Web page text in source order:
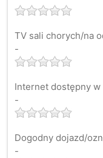
TV sali chorych/na
-
Internet dostępny w
-
Dogodny dojazd/
-